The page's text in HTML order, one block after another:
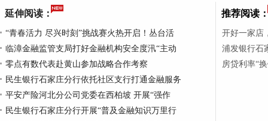
延伸阅读：
“青春活力 尽兴时刻”挑战赛火热开启！丛台活
临漳金融监管支局打好金融机构安全度汛“主动
零点有数代表赴黄山参加战略合作考察
民生银行石家庄分行依托社区支行打通金融服务
平安产险河北分公司党委在西柏坡 开展“强作
民生银行石家庄分行开展“普及金融知识万里行
推荐阅读
开好一家店
浦发银行石
房贷利率“